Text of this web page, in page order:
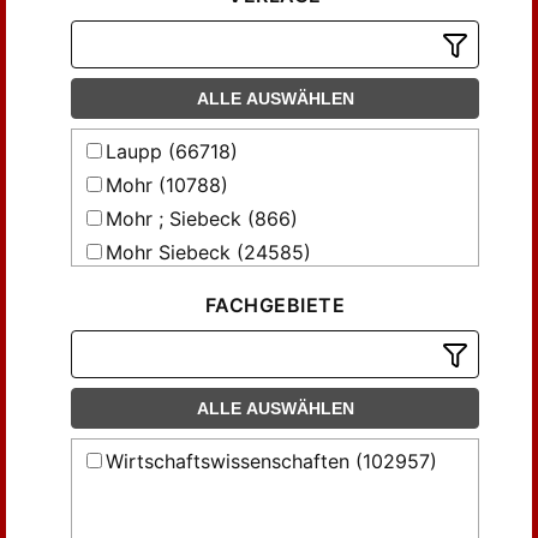
Funke, Walter (130)
Gierke, Otto (130)
Gülicher, Herbert (155)
Hack (154)
Haller, Heinz (231)
Hanssen, G. (314)
Heine, Adolph (136)
Heinze (147)
Helferich (818)
Henderson, W. O. (226)
Heyd, W. (591)
Hintze, Otto (202)
ALLE AUSWÄHLEN
Laupp (66718)
Mohr (10788)
Mohr ; Siebeck (866)
Mohr Siebeck (24585)
FACHGEBIETE
ALLE AUSWÄHLEN
Wirtschaftswissenschaften (102957)